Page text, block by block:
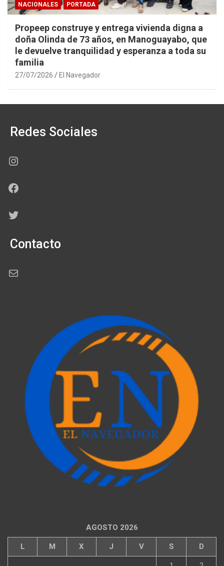
NACIONALES PORTADA
Propeep construye y entrega vivienda digna a
doña Olinda de 73 años, en Manoguayabo, que
le devuelve tranquilidad y esperanza a toda su
familia
27/07/2026 El Navegador
Redes Sociales
Instagram
Facebook
Twitter
Contacto
Correo electrónico
AGOSTO 2026
L M X J V S D